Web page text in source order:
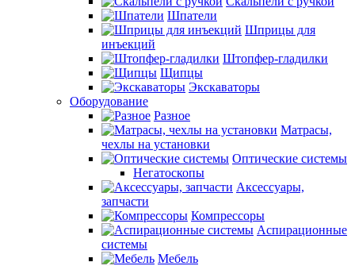
Шпатели
Шприцы для
инъекций
Штопфер-гладилки
Щипцы
Экскаваторы
Оборудование
Разное
Матрасы,
чехлы на установки
Оптические системы
Негатоскопы
Аксессуары,
запчасти
Компрессоры
Аспирационные
системы
Мебель